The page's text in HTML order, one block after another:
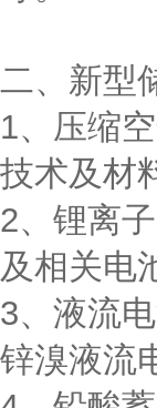
二、新型
1、压缩
技术及材
2、锂离
及相关电
3、液流
锌溴液流